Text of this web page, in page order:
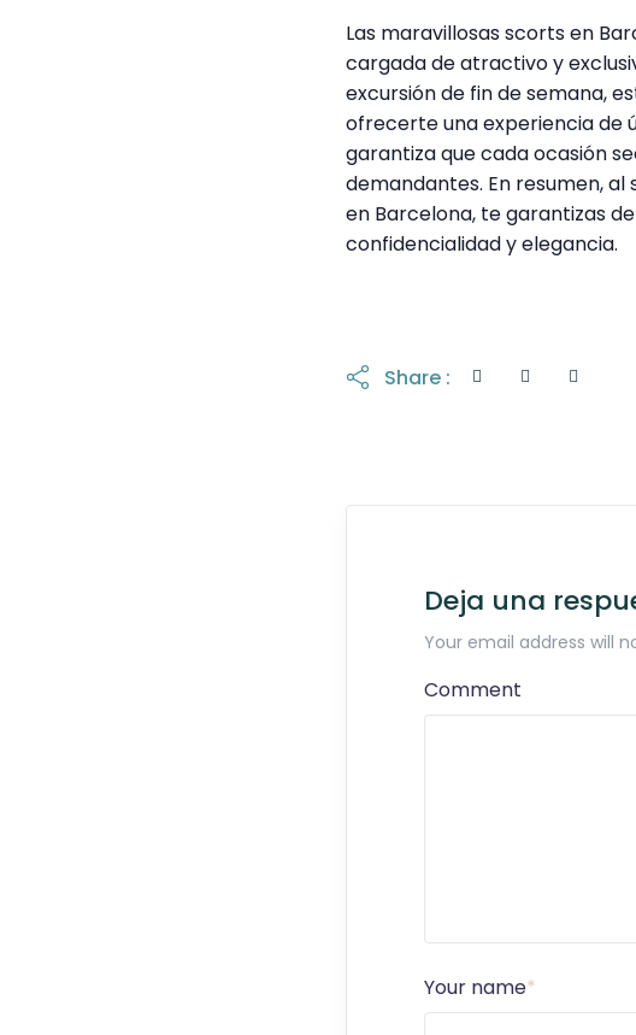
Las maravillosas scorts en
cargada de atractivo y
excursión de fin de semana,
ofrecerte una experiencia de
garantiza que cada ocasión
demandantes. En resumen,
en Barcelona, te garantizas
confidencialidad y elegancia.
Share :
Deja una
Your email address will
Comment
Your name*